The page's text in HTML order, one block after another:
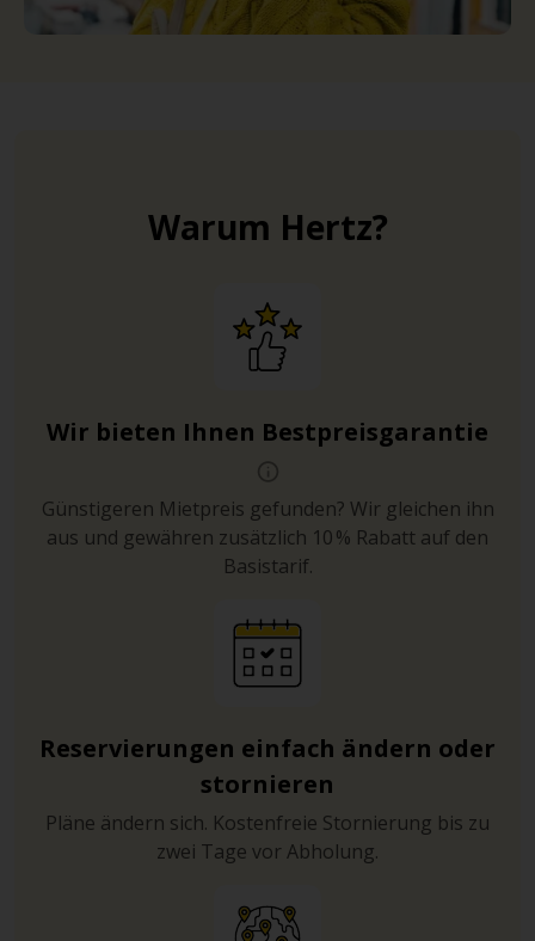
Warum Hertz?
Wir bieten Ihnen Bestpreisgarantie
Günstigeren Mietpreis gefunden? Wir gleichen ihn
aus und gewähren zusätzlich 10 % Rabatt auf den
Basistarif.
Reservierungen einfach ändern oder
stornieren
Pläne ändern sich. Kostenfreie Stornierung bis zu
zwei Tage vor Abholung.